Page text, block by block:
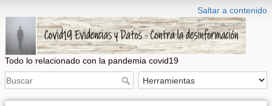
Saltar a contenido
Todo lo relacionado con la pandemia covid19